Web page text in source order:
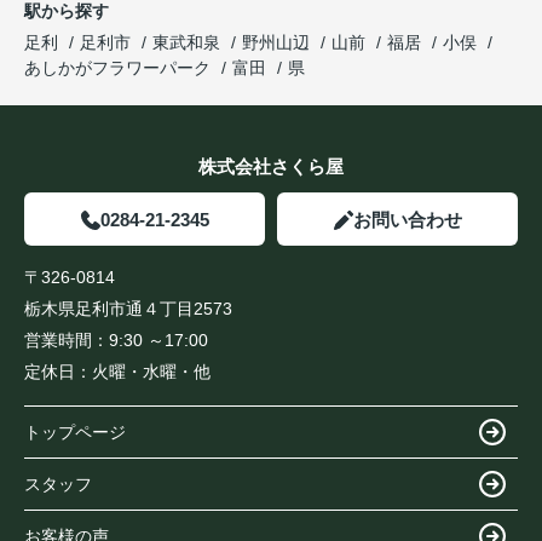
駅から探す
足利
足利市 東武和泉 野州山辺 山前 福居
小俣
あしかがフラワーパーク
富田 県
株式会社さくら屋
0284-21-2345 お問い合わせ
〒326-0814
栃木県足利市通４丁目2573
営業時間： 9:30 ～17:00
定休日： 火曜・水曜・他
トップページ
スタッフ
お客様の声